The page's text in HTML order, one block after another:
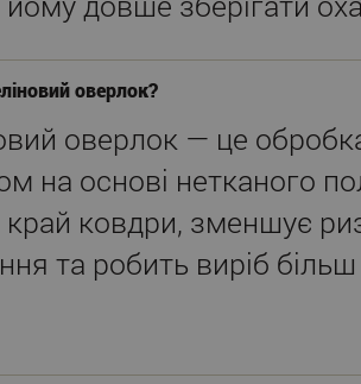
оверлок?
оверлок — це
на основі нетканого
край ковдри, зменшує
та робить виріб